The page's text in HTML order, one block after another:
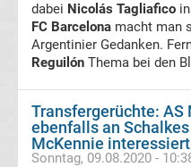
La
Liga
Premier
dabei Nicolás Tagliafico
FC Barcelona macht man
Argentinier Gedanken.
Reguilón Thema bei den
Transfergerüchte: AS
ebenfalls an Schalkes
McKennie interessiert
Sonntag, 09.08.2020 -